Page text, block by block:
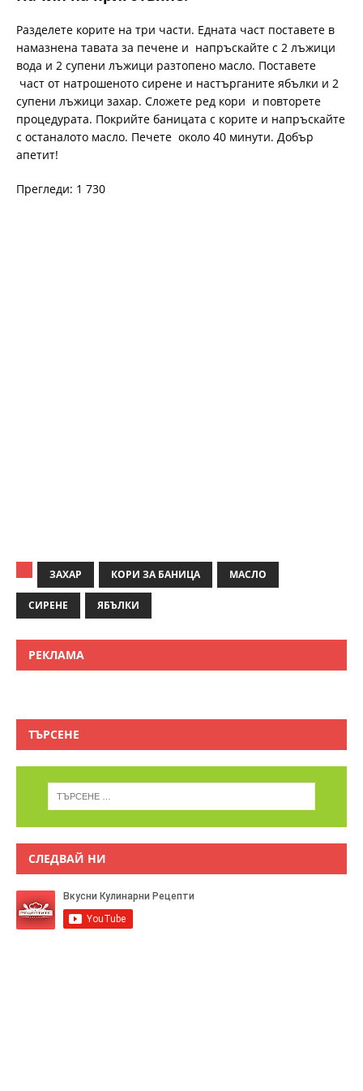
Разделете корите на три части. Едната част поставете в
намазнена тавата за печене и напръскайте с 2 лъжици
вода и 2 супени лъжици разтопено масло. Поставете
част от натрошеното сирене и настърганите ябълки и 2
супени лъжици захар. Сложете ред кори и повторете
процедурата. Покрийте баницата с корите и напръскайте
с останалото масло. Печете около 40 минути. Добър
апетит!
Прегледи: 1 730
ЗАХАР КОРИ ЗА БАНИЦА МАСЛО
СИРЕНЕ ЯБЪЛКИ
РЕКЛАМА
ТЪРСЕНЕ
СЛЕДВАЙ НИ